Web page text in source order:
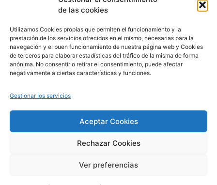
de las cookies
Utilizamos Cookies propias que permiten el funcionamiento y la
prestación de los servicios ofrecidos en el mismo, necesarias para la
navegación y el buen funcionamiento de nuestra página web y Cookies
de terceros para elaborar estadísticas del tráfico de la misma de forma
anónima. No consentir o retirar el consentimiento, puede afectar
negativamente a ciertas características y funciones.
Gestionar los servicios
Aceptar Cookies
Rechazar Cookies
Ver preferencias
Otras formas de ayudar
© 2020, Fundación Alba Pérez. All Rights Reserved
Política de privacidad